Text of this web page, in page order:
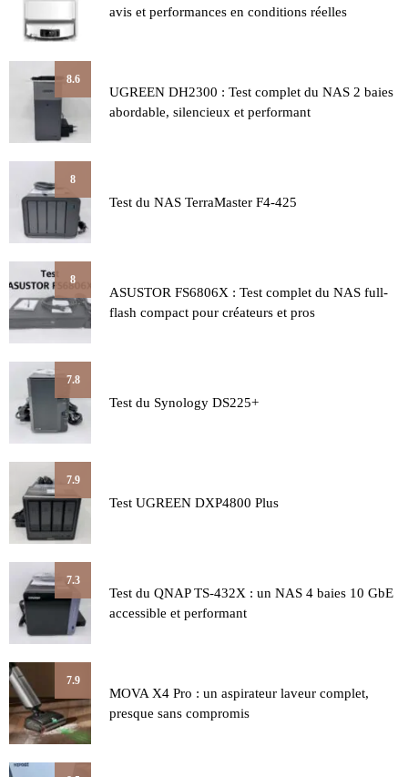
avis et performances en conditions réelles
8.6
UGREEN DH2300 : Test complet du NAS 2 baies
abordable, silencieux et performant
8
Test du NAS TerraMaster F4-425
8
ASUSTOR FS6806X : Test complet du NAS full-
flash compact pour créateurs et pros
7.8
Test du Synology DS225+
7.9
Test UGREEN DXP4800 Plus
7.3
Test du QNAP TS-432X : un NAS 4 baies 10 GbE
accessible et performant
7.9
MOVA X4 Pro : un aspirateur laveur complet,
presque sans compromis